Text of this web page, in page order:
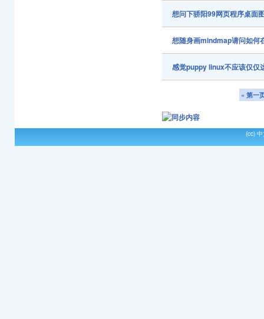
想问下骄阳99网页程序桌面
想随身画mindmap请问如
感觉puppy linux不应该仅仅
« 第一
(cc)中